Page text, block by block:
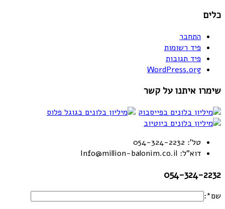
כלים
התחבר
פיד רשומות
פיד תגובות
WordPress.org
שימרו איתנו על קשר
טל': 054-324-2232
דוא"ל: Info@million-balonim.co.il
054-324-2232
שם*: